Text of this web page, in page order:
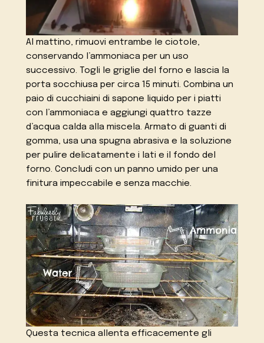
Al mattino, rimuovi entrambe le ciotole,
conservando l’ammoniaca per un uso
successivo. Togli le griglie del forno e lascia la
porta socchiusa per circa 15 minuti. Combina un
paio di cucchiaini di sapone liquido per i piatti
con l’ammoniaca e aggiungi quattro tazze
d’acqua calda alla miscela. Armato di guanti di
gomma, usa una spugna abrasiva e la soluzione
per pulire delicatamente i lati e il fondo del
forno. Concludi con un panno umido per una
finitura impeccabile e senza macchie.
Questa tecnica allenta efficacemente gli